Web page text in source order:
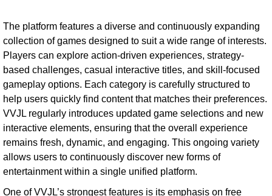
The platform features a diverse and continuously expanding
collection of games designed to suit a wide range of interests.
Players can explore action-driven experiences, strategy-
based challenges, casual interactive titles, and skill-focused
gameplay options. Each category is carefully structured to
help users quickly find content that matches their preferences.
VVJL regularly introduces updated game selections and new
interactive elements, ensuring that the overall experience
remains fresh, dynamic, and engaging. This ongoing variety
allows users to continuously discover new forms of
entertainment within a single unified platform.
One of VVJL’s strongest features is its emphasis on free